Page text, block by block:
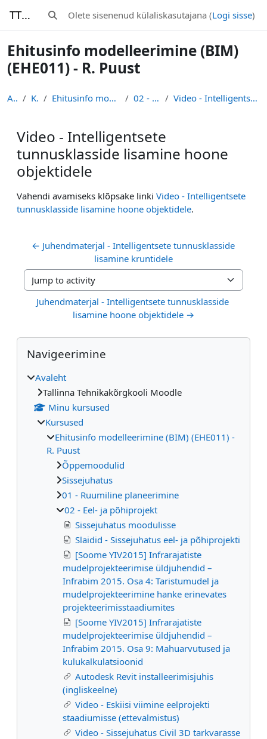
TTK-Moodle Lülitab otsingu sisendi
Olete sisenenud külaliskasutajana (Logi sisse)
Ehitusinfo modelleerimine (BIM)
(EHE011) - R. Puust
Avaleht Kursused Ehitusinfo modelleerimine (BIM) (EHE011) - R. Puust 02 - Eel- ja põhiprojekt Video - Intelligentsete tunnusklasside lisamine hoone objektidele
Video - Intelligentsete
tunnusklasside lisamine hoone
objektidele
Lõpetamise nõuded
Vahendi avamiseks klõpsake linki Video - Intelligentsete
tunnusklasside lisamine hoone objektidele.
← Juhendmaterjal - Intelligentsete tunnusklasside
lisamine kruntidele
Jump to activity
Juhendmaterjal - Intelligentsete tunnusklasside
lisamine hoone objektidele →
Plokid
Jäta vahele Navigeerimine
Navigeerimine
Avaleht
Tallinna Tehnikakõrgkooli Moodle
Minu kursused
Kursused
Ehitusinfo modelleerimine (BIM) (EHE011) -
R. Puust
Õppemoodulid
Sissejuhatus
01 - Ruumiline planeerimine
02 - Eel- ja põhiprojekt
Sissejuhatus moodulisse
Slaidid - Sissejuhatus eel- ja põhiprojekti
[Soome YIV2015] Infrarajatiste
mudelprojekteerimise üldjuhendid –
Infrabim 2015. Osa 4: Taristumudel ja
mudelprojekteerimine hanke erinevates
projekteerimisstaadiumites
[Soome YIV2015] Infrarajatiste
mudelprojekteerimise üldjuhendid –
Infrabim 2015. Osa 9: Mahuarvutused ja
kulukalkulatsioonid
Autodesk Revit installeerimisjuhis
(ingliskeelne)
Video - Eskiisi viimine eelprojekti
staadiumisse (ettevalmistus)
Video - Sissejuhatus Civil 3D tarkvarasse